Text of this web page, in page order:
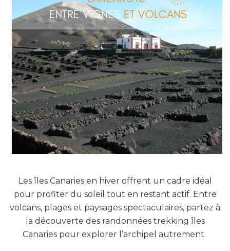
Les îles Canaries en hiver offrent un cadre idéal
pour profiter du soleil tout en restant actif. Entre
volcans, plages et paysages spectaculaires, partez à
la découverte des randonnées trekking îles
Canaries pour explorer l’archipel autrement.